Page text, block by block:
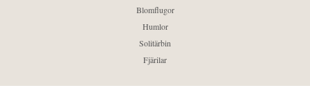
Blomflugor
Humlor
Solitärbin
Fjärilar